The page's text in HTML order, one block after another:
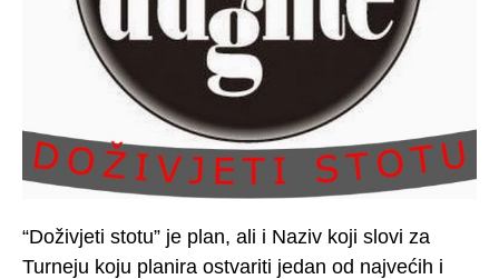
“Doživjeti stotu” je plan, ali i Naziv koji slovi za
Turneju koju planira ostvariti jedan od najvećih i